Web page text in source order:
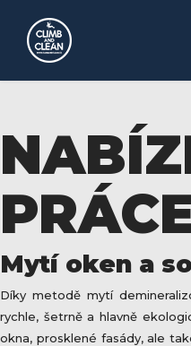
Mytí oken a
Díky metodě mytí
rychle, šetrně a hlavně
okna, prosklené fasády, ale